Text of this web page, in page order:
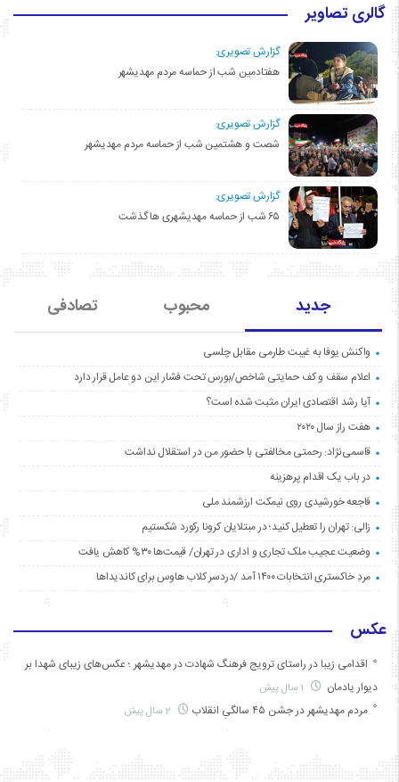
گالری تصاویر
گزارش تصویری:
هفتادمین شب از حماسه مردم مهدیشهر
گزارش تصویری:
شصت و هشتمین شب از حماسه مردم مهدیشهر
گزارش تصویری:
۶۵ شب از حماسه مهدیشهری ها گذشت
جدید محبوب تصادفی
واکنش یوفا به غیبت طارمی مقابل چلسی
اعلام سقف و کف حمایتی شاخص/بورس تحت فشار این دو عامل قرار دارد
آیا رشد اقتصادی ایران مثبت شده است؟
هفت راز سال ۲۰۲۰
قاسمی‌نژاد: رحمتی مخالفتی با حضور من در استقلال نداشت
در باب یک اقدام پرهزینه
فاجعه خورشیدی روی نیمکت ارزشمند ملی
زالی: تهران را تعطیل کنید؛ در مبتلایان کرونا رکورد شکستیم
وضعیت عجیب ملک تجاری و اداری در تهران/ قیمت‌ها ۳۰% کاهش یافت
مردِ خاکستری انتخابات ۱۴۰۰ آمد /دردسر کلاب هاوس برای کاندیداها
عکس
اقدامی زیبا در راستای ترویج فرهنگ شهادت در مهدیشهر ؛ عکس‌های زیبای شهدا بر
دیوار یادمان
مردم مهدیشهر در جشن ۴۵ سالگیِ انقلاب